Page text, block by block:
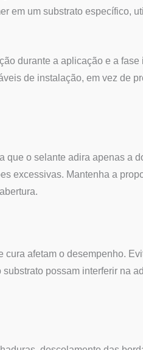
em um substrato específico,
durante a aplicação e a fase
de instalação, em vez de
que o selante adira apenas a
excessivas. Mantenha a
cura afetam o desempenho.
possam interferir na